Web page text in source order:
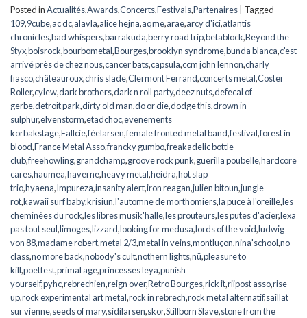
Posted inActualités,Awards,Concerts,Festivals,Partenaires
Tagged
109,9cube,ac dc,alavla,alice hejna,aqme,arae,arcy d'ici,atlantis
chronicles,bad whispers,barrakuda,berry road trip,betablock,Beyond the
Styx,boisrock,bourbometal,Bourges,brooklyn syndrome,bunda blanca,c'est
arrivé près de chez nous,cancer bats,capsula,ccm john lennon,charly
fiasco,châteauroux,chris slade,Clermont Ferrand,concerts metal,Coster
Roller,cylew,dark brothers,dark n roll party,deez nuts,defecal of
gerbe,detroit park,dirty old man,do or die,dodge this,drown in
sulphur,elvenstorm,etadchoc,evenements
korbakstage,Fallcie,féelarsen,female fronted metal band,festival,forest in
blood,France Metal Asso,francky gumbo,freakadelic bottle
club,freehowling,grandchamp,groove rock punk,guerilla poubelle,hardcore
cares,haumea,haverne,heavy metal,heidra,hot slap
trio,hyaena,Impureza,insanity alert,iron reagan,julien bitoun,jungle
rot,kawaii surf baby,krisiun,l'automne de morthomiers,la puce à l'oreille,les
cheminées du rock,les libres musik'halle,les prouteurs,les putes d'acier,lexa
pas tout seul,limoges,lizzard,looking for medusa,lords of the void,ludwig
von 88,madame robert,metal 2/3,metal in veins,montluçon,nina'school,no
class,no more back,nobody's cult,nothern lights,nü,pleasure to
kill,poetfest,primal age,princesses leya,punish
yourself,pyhc,rebrechien,reign over,Retro Bourges,rick it,riipost asso,rise
up,rock experimental art metal,rock in rebrech,rock metal alternatif,saillat
sur vienne,seeds of mary,sidilarsen,skor,Stillborn Slave,stone from the